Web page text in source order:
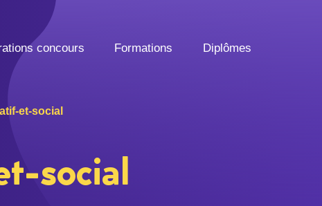
concours Formations Diplômes
et-social
social